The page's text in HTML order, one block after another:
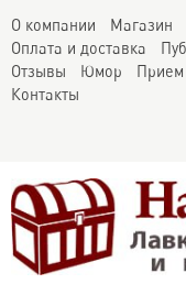
О компании
Магазин
Оплата и доставка
Отзывы
Юмор
Контакты